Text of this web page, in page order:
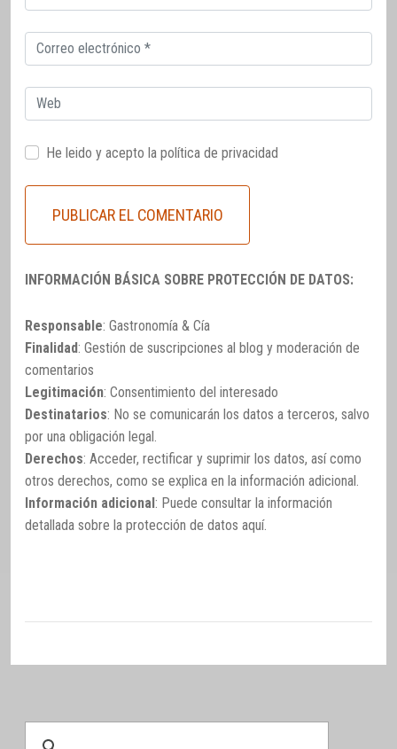
electrónico
Correo
electrónico
Web
He leido y acepto la política de privacidad
INFORMACIÓN BÁSICA SOBRE PROTECCIÓN DE DATOS:
Responsable: Gastronomía & Cía
Finalidad: Gestión de suscripciones al blog y moderación de
comentarios
Legitimación: Consentimiento del interesado
Destinatarios: No se comunicarán los datos a terceros, salvo
por una obligación legal.
Derechos: Acceder, rectificar y suprimir los datos, así como
otros derechos, como se explica en la información adicional.
Información adicional: Puede consultar la información
detallada sobre la protección de datos aquí.